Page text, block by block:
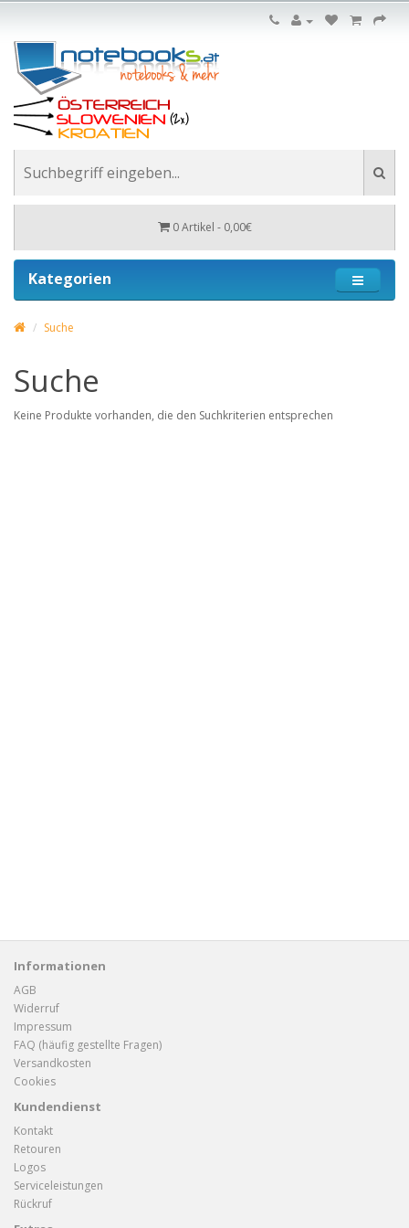
0 Artikel - 0,00€
Kategorien
Suche
Suche
Keine Produkte vorhanden, die den Suchkriterien entsprechen
Informationen
AGB
Widerruf
Impressum
FAQ (häufig gestellte Fragen)
Versandkosten
Cookies
Kundendienst
Kontakt
Retouren
Logos
Serviceleistungen
Rückruf